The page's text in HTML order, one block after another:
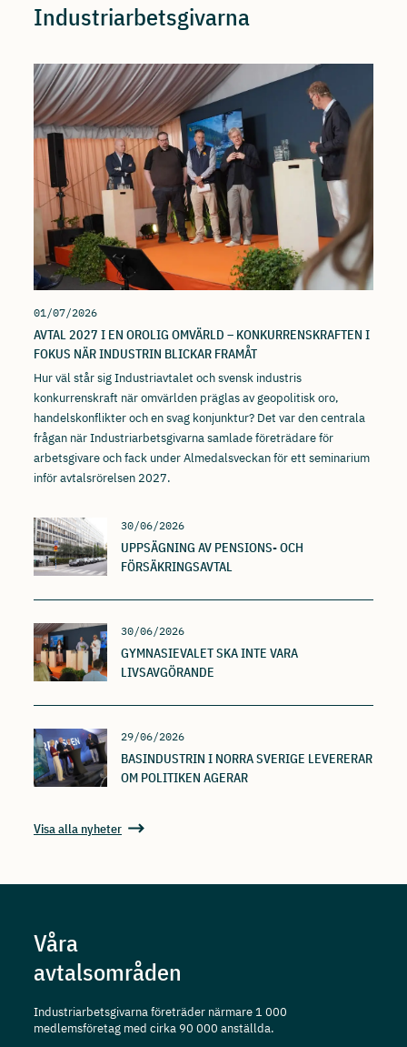
Industriarbetsgivarna
01/07/2026
AVTAL 2027 I EN OROLIG OMVÄRLD – KONKURRENSKRAFTEN I
FOKUS NÄR INDUSTRIN BLICKAR FRAMÅT
Hur väl står sig Industriavtalet och svensk industris
konkurrenskraft när omvärlden präglas av geopolitisk oro,
handelskonflikter och en svag konjunktur? Det var den centrala
frågan när Industriarbetsgivarna samlade företrädare för
arbetsgivare och fack under Almedalsveckan för ett seminarium
inför avtalsrörelsen 2027.
30/06/2026
UPPSÄGNING AV PENSIONS- OCH
FÖRSÄKRINGSAVTAL
30/06/2026
GYMNASIEVALET SKA INTE VARA
LIVSAVGÖRANDE
29/06/2026
BASINDUSTRIN I NORRA SVERIGE LEVERERAR
OM POLITIKEN AGERAR
Visa alla nyheter
Våra
avtalsområden
Industriarbetsgivarna företräder närmare 1 000
medlemsföretag med cirka 90 000 anställda.